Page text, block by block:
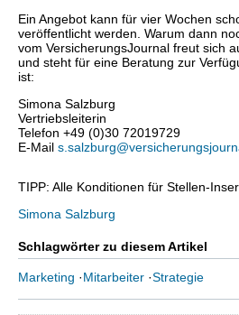
Ein Angebot kann für vier Wochen
veröffentlicht werden. Warum dann
vom VersicherungsJournal freut sich
und steht für eine Beratung zur
ist:
Simona Salzburg
Vertriebsleiterin
Telefon +49 (0)30 72019729
E-Mail
TIPP: Alle Konditionen für Stellen-
Simona Salzburg
Schlagwörter zu diesem Artikel
Marketing ·Mitarbeiter ·Strategie